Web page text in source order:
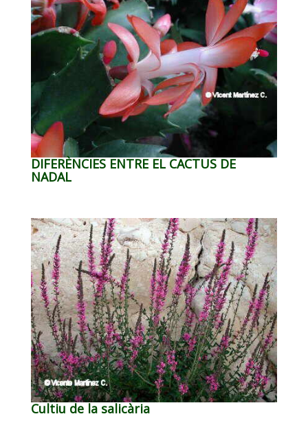
DIFERÈNCIES ENTRE EL CACTUS DE
NADAL
Cultiu de la salicària